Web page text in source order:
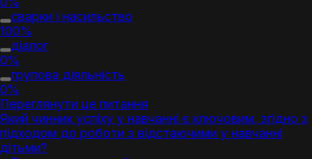
сварки і насильство
100%
діалог
0%
групова діяльність
0%
Переглянути це питання
Який чинник успіху у навчанні є ключовим, згідно з
підходом до роботи з відстаючими у навчанні
дітьми?